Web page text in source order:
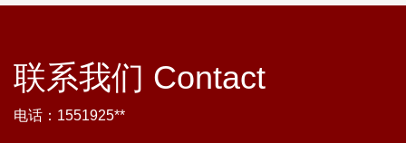
联系我们 Contact
电话：1551925**